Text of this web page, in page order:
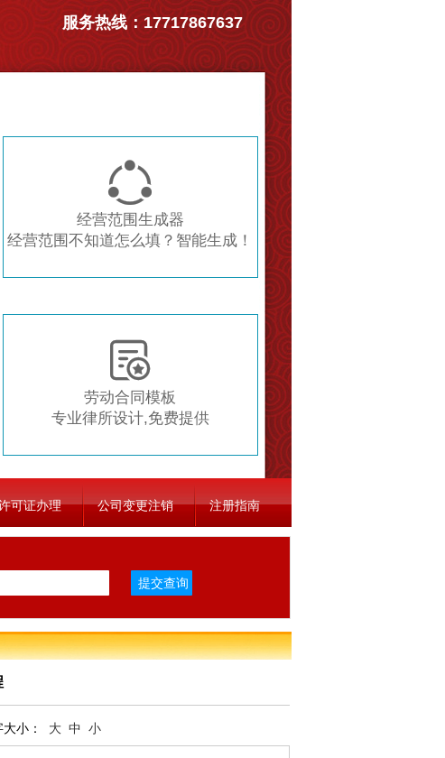

经营范围生成器
经营范围不知道怎么填？智能生成！

劳动合同模板
专业律所设计,免费提供
服务热线：17717867637
可证办理 公司变更注销 注册指南
小： 大 中 小